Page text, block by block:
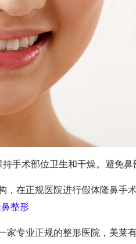
术部位卫生和干燥。避免鼻
在正规医院进行假体隆鼻手
整形
专业正规的整形医院，美莱有